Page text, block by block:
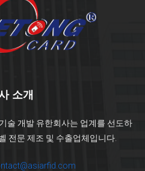
소개
술 개발 유한회사는 업계를 선도하
전문 제조 및 수출업체입니다.